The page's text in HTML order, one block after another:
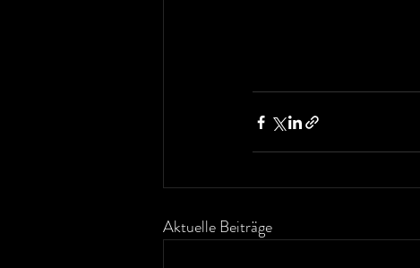
Aktuelle Beiträge